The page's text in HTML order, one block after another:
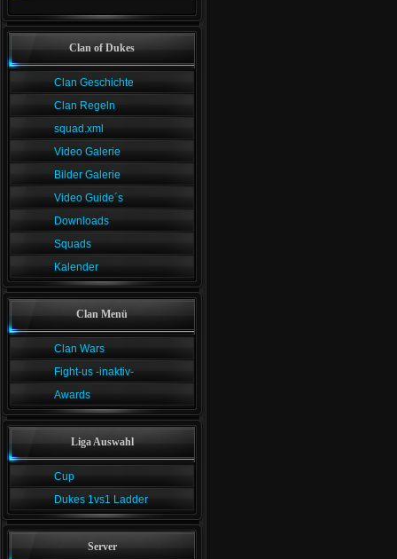
Clan of Dukes
Clan Geschichte
Clan Regeln
squad.xml
Video Galerie
Bilder Galerie
Video Guide´s
Downloads
Squads
Kalender
Clan Menü
Clan Wars
Fight-us -inaktiv-
Awards
Liga Auswahl
Cup
Dukes 1vs1 Ladder
Server